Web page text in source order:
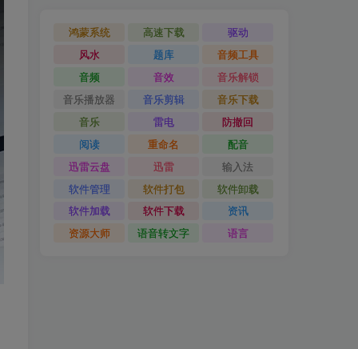
鸿蒙系统 高速下载
驱动
风水
题库
音频工具
音频
音效
音乐解锁
音乐播放器
音乐剪辑
音乐下载
音乐
雷电
防撤回
阅读
重命名
配音
迅雷云盘
迅雷
输入法
软件管理
软件打包
软件卸载
软件加载
软件下载
资讯
资源大师
语音转文字 语言